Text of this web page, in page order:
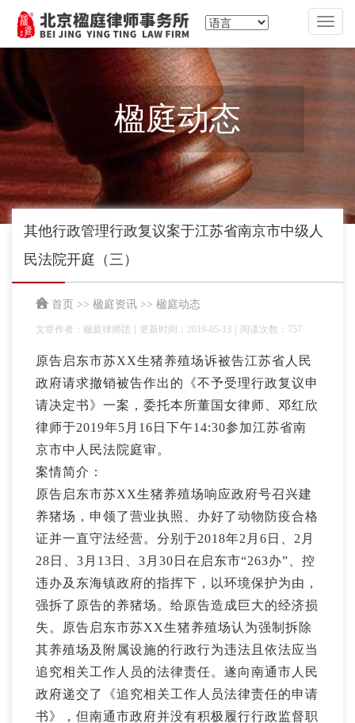
切
换
导
楹庭动态
其他行政管理行政复议案于江苏省南京市中级人
民法院开庭（三）
首页 >> 楹庭资讯 >> 楹庭动态
文章作者：楹庭律师团 更新时间：2019-05-13 阅读次数：757
原告启东市苏XX生猪养殖场诉被告江苏省人民
政府请求撤销被告作出的《不予受理行政复议申
请决定书》一案，委托本所董国女律师、 邓红欣
律师于2019年5月16日下午14:30参加江苏省南
京市中人民法院庭审。
案情简介：
原告启东市苏XX生猪养殖场响应政府号召兴建
养猪场，申领了营业执照、办好了动物防疫合格
证并一直守法经营。分别于2018年2月6日、2月
28日、3月13日、3月30日在启东市“263办”、控
违办及东海镇政府的指挥下，以环境保护为由，
强拆了原告的养猪场。给原告造成巨大的经济损
失。原告启东市苏XX生猪养殖场认为强制拆除
其养殖场及附属设施的行政行为违法且依法应当
追究相关工作人员的法律责任。遂向南通市人民
政府递交了《追究相关工作人员法律责任的申请
书》，但南通市政府并没有积极履行行政监督职